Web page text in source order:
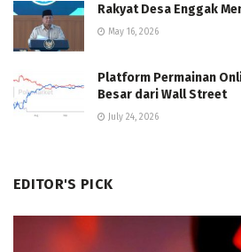
Rakyat Desa Enggak
May 16, 2026
Platform Permainan
Besar dari Wall Street
July 24, 2026
EDITOR'S PICK